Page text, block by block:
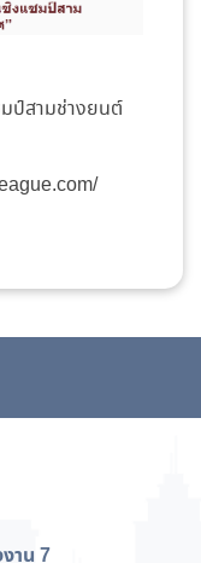
ป์สามช่างยนต์
าน 7